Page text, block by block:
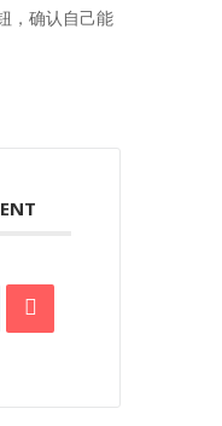
，确认自己能